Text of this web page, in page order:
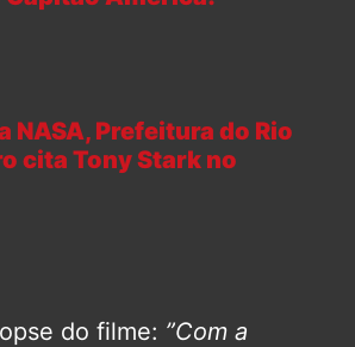
NASA, Prefeitura do Rio
cita Tony Stark no
do filme: ”Com a